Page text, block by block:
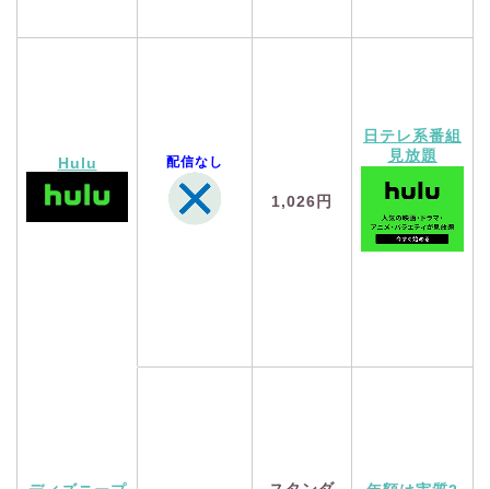
Hulu 配信なし
1,026円
日テレ系番組
見放題